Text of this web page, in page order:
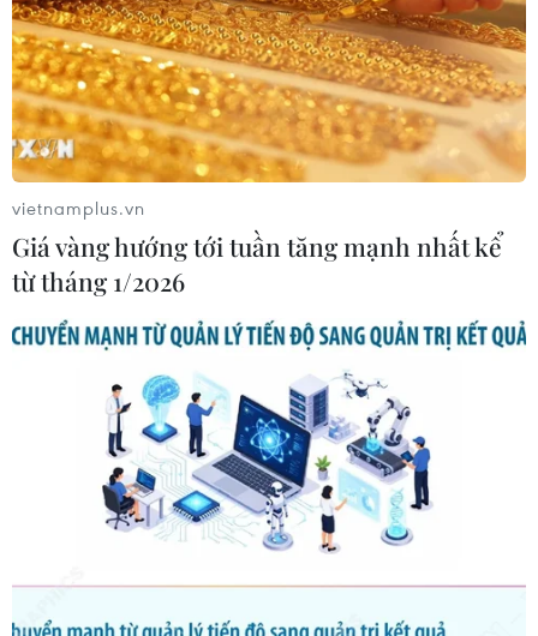
Giá dầu châu Á giảm trước triển vọng có
giải pháp cho vấn đề Ukraine
21/02/2022 11:04
Vào đầu giờ chiều nay theo giờ Việt Nam, giá dầu Brent
USD/thùng, sau khi có thời điểm lên đến 95 USD/thùng.
vietnamplus.vn
Giá vàng hướng tới tuần tăng mạnh nhất kể
từ tháng 1/2026